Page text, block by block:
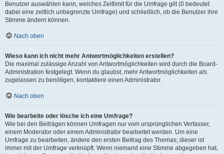
Benutzer auswählen kann, welches Zeitlimit für die Umfrage gilt (0 bedeutet
dabei eine zeitlich unbegrenzte Umfrage) und schließlich, ob die Benutzer ihre
Stimme ändern können.
Nach oben
Wieso kann ich nicht mehr Antwortmöglichkeiten erstellen?
Die maximal zulässige Anzahl von Antwortmöglichkeiten wird durch die Board-
Administration festgelegt. Wenn du glaubst, mehr Antwortmöglichkeiten als
zugelassen zu benötigen, kontaktiere einen Administrator.
Nach oben
Wie bearbeite oder lösche ich eine Umfrage?
Wie bei den Beiträgen können Umfragen nur vom ursprünglichen Verfasser,
einem Moderator oder einem Administrator bearbeitet werden. Um eine
Umfrage zu bearbeiten, ändere den ersten Beitrag des Themas; dieser ist
immer mit der Umfrage verknüpft. Wenn niemand eine Stimme abgegeben hat,